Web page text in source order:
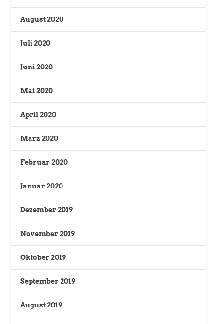
August 2020
Juli 2020
Juni 2020
Mai 2020
April 2020
März 2020
Februar 2020
Januar 2020
Dezember 2019
November 2019
Oktober 2019
September 2019
August 2019